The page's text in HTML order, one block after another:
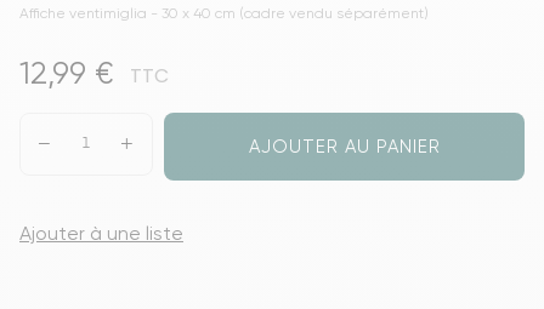
Affiche ventimiglia - 30 x 40 cm (cadre vendu séparément)
12,99 € TTC
AJOUTER AU PANIER
Ajouter à une liste